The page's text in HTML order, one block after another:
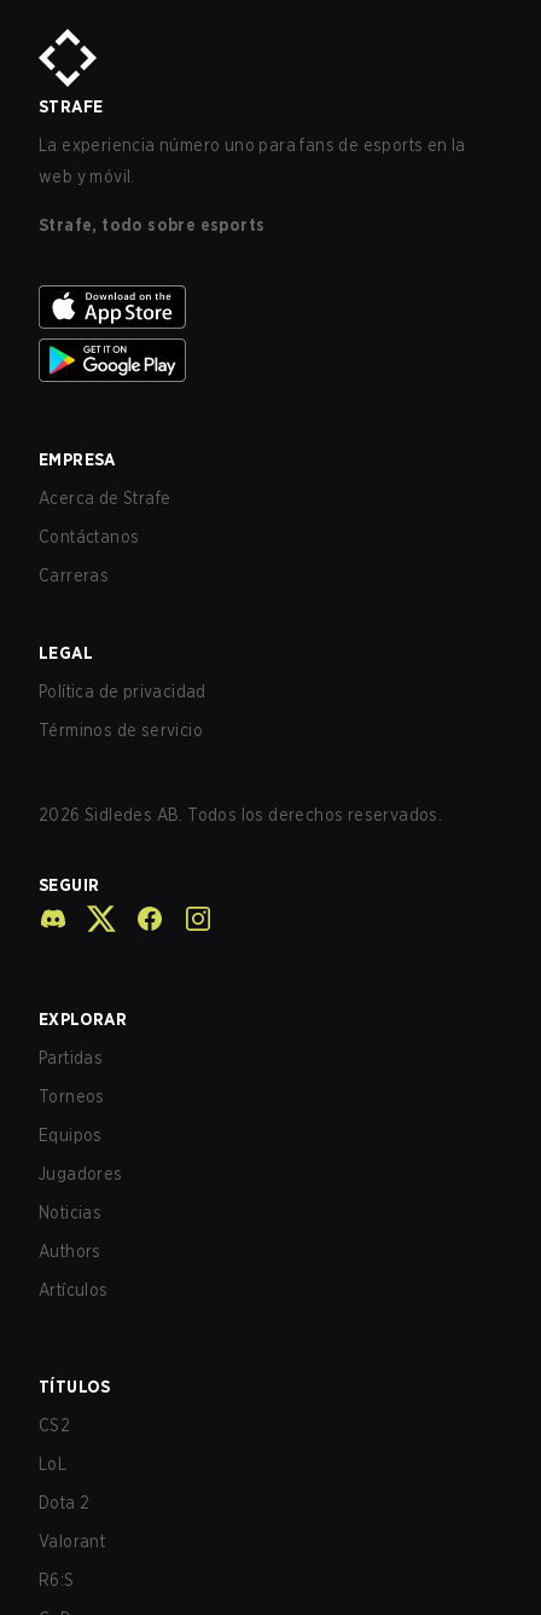
STRAFE
La experiencia número uno para fans de esports en la
web y móvil.
Strafe, todo sobre esports
EMPRESA
Acerca de Strafe
Contáctanos
Carreras
LEGAL
Política de privacidad
Términos de servicio
2026 Sidledes AB. Todos los derechos reservados.
SEGUIR
EXPLORAR
Partidas
Torneos
Equipos
Jugadores
Noticias
Authors
Artículos
TÍTULOS
CS2
LoL
Dota 2
Valorant
R6:S